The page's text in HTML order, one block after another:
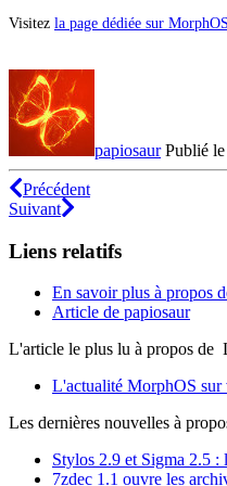
Visitez la page dédiée sur
papiosaurPublié le
Précédent
Suivant
Liens relatifs
En savoir plus à propos
Article de papiosaur
L'article le plus lu à propos de
L'actualité MorphOS sur
Les dernières nouvelles à
Stylos 2.9 et Sigma 2.5 :
7zdec 1.1 ouvre les